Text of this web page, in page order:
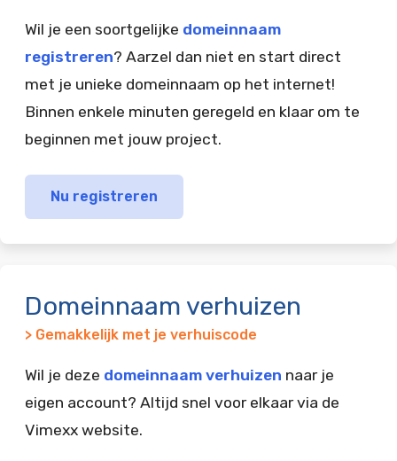
Wil je een soortgelijke domeinnaam
registreren? Aarzel dan niet en start direct
met je unieke domeinnaam op het internet!
Binnen enkele minuten geregeld en klaar om te
beginnen met jouw project.
Nu registreren
Domeinnaam verhuizen
> Gemakkelijk met je verhuiscode
Wil je deze domeinnaam verhuizen naar je
eigen account? Altijd snel voor elkaar via de
Vimexx website.